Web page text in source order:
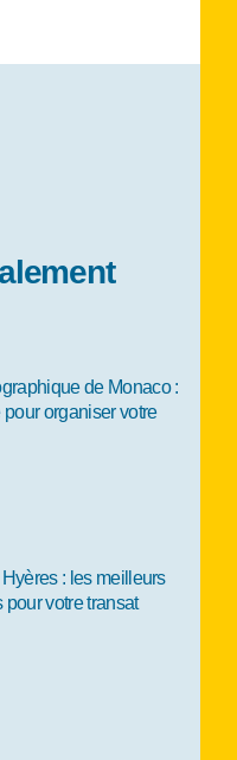
de Monaco :
pour organiser votre
: les meilleurs
votre transat